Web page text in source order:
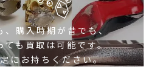
、購入時期が昔でも、
ても買取は可能です。
にお持ちください。